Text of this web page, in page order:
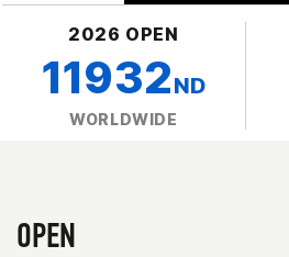
2026 OPEN
11932ND
WORLDWIDE
OPEN